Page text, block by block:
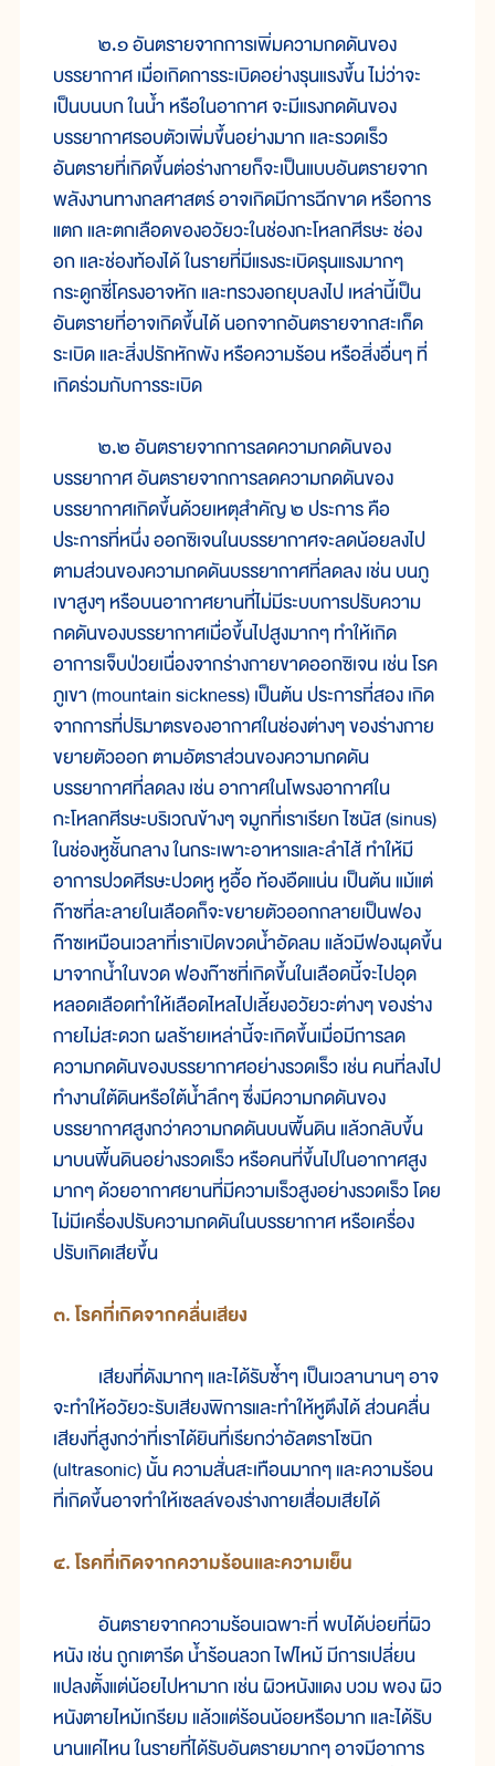
๒.๑ อันตรายจากการเพิ่มความกดดันของ
บรรยากาศ เมื่อเกิดการระเบิดอย่างรุนแรงขึ้น ไม่ว่าจะ
เป็นบนบก ในน้ำ หรือในอากาศ จะมีแรงกดดันของ
บรรยากาศรอบตัวเพิ่มขึ้นอย่างมาก และรวดเร็ว
อันตรายที่เกิดขึ้นต่อร่างกายก็จะเป็นแบบอันตรายจาก
พลังงานทางกลศาสตร์ อาจเกิดมีการฉีกขาด หรือการ
แตก และตกเลือดของอวัยวะในช่องกะโหลกศีรษะ ช่อง
อก และช่องท้องได้ ในรายที่มีแรงระเบิดรุนแรงมากๆ
กระดูกซี่โครงอาจหัก และทรวงอกยุบลงไป เหล่านี้เป็น
อันตรายที่อาจเกิดขึ้นได้ นอกจากอันตรายจากสะเก็ด
ระเบิด และสิ่งปรักหักพัง หรือความร้อน หรือสิ่งอื่นๆ ที่
เกิดร่วมกับการระเบิด
๒.๒ อันตรายจากการลดความกดดันของ
บรรยากาศ อันตรายจากการลดความกดดันของ
บรรยากาศเกิดขึ้นด้วยเหตุสำคัญ ๒ ประการ คือ
ประการที่หนึ่ง ออกซิเจนในบรรยากาศจะลดน้อยลงไป
ตามส่วนของความกดดันบรรยากาศที่ลดลง เช่น บนภู
เขาสูงๆ หรือบนอากาศยานที่ไม่มีระบบการปรับความ
กดดันของบรรยากาศเมื่อขึ้นไปสูงมากๆ ทำให้เกิด
อาการเจ็บป่วยเนื่องจากร่างกายขาดออกซิเจน เช่น โรค
ภูเขา (mountain sickness) เป็นต้น ประการที่สอง เกิด
จากการที่ปริมาตรของอากาศในช่องต่างๆ ของร่างกาย
ขยายตัวออก ตามอัตราส่วนของความกดดัน
บรรยากาศที่ลดลง เช่น อากาศในโพรงอากาศใน
กะโหลกศีรษะบริเวณข้างๆ จมูกที่เราเรียก ไซนัส (sinus)
ในช่องหูชั้นกลาง ในกระเพาะอาหารและลำไส้ ทำให้มี
อาการปวดศีรษะปวดหู หูอื้อ ท้องอืดแน่น เป็นต้น แม้แต่
ก๊าซที่ละลายในเลือดก็จะขยายตัวออกกลายเป็นฟอง
ก๊าซเหมือนเวลาที่เราเปิดขวดน้ำอัดลม แล้วมีฟองผุดขึ้น
มาจากน้ำในขวด ฟองก๊าซที่เกิดขึ้นในเลือดนี้จะไปอุด
หลอดเลือดทำให้เลือดไหลไปเลี้ยงอวัยวะต่างๆ ของร่าง
กายไม่สะดวก ผลร้ายเหล่านี้จะเกิดขึ้นเมื่อมีการลด
ความกดดันของบรรยากาศอย่างรวดเร็ว เช่น คนที่ลงไป
ทำงานใต้ดินหรือใต้น้ำลึกๆ ซึ่งมีความกดดันของ
บรรยากาศสูงกว่าความกดดันบนพื้นดิน แล้วกลับขึ้น
มาบนพื้นดินอย่างรวดเร็ว หรือคนที่ขึ้นไปในอากาศสูง
มากๆ ด้วยอากาศยานที่มีความเร็วสูงอย่างรวดเร็ว โดย
ไม่มีเครื่องปรับความกดดันในบรรยากาศ หรือเครื่อง
ปรับเกิดเสียขึ้น
๓. โรคที่เกิดจากคลื่นเสียง
เสียงที่ดังมากๆ และได้รับซ้ำๆ เป็นเวลานานๆ อาจ
จะทำให้อวัยวะรับเสียงพิการและทำให้หูตึงได้ ส่วนคลื่น
เสียงที่สูงกว่าที่เราได้ยินที่เรียกว่าอัลตราโซนิก
(ultrasonic) นั้น ความสั่นสะเทือนมากๆ และความร้อน
ที่เกิดขึ้นอาจทำให้เซลล์ของร่างกายเสื่อมเสียได้
๔. โรคที่เกิดจากความร้อนและความเย็น
อันตรายจากความร้อนเฉพาะที่ พบได้บ่อยที่ผิว
หนัง เช่น ถูกเตารีด น้ำร้อนลวก ไฟไหม้ มีการเปลี่ยน
แปลงตั้งแต่น้อยไปหามาก เช่น ผิวหนังแดง บวม พอง ผิว
หนังตายไหม้เกรียม แล้วแต่ร้อนน้อยหรือมาก และได้รับ
นานแค่ไหน ในรายที่ได้รับอันตรายมากๆ อาจมีอาการ